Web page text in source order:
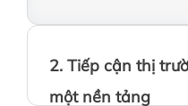
2. Tiếp cận thị
một nền tảng
Chúng tôi cung cấp sản